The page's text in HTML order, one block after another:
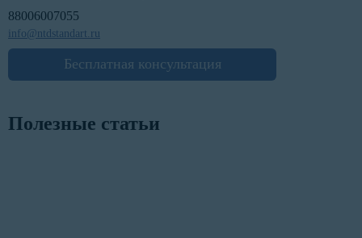
88006007055
info@ntdstandart.ru
Бесплатная консультация
Полезные статьи